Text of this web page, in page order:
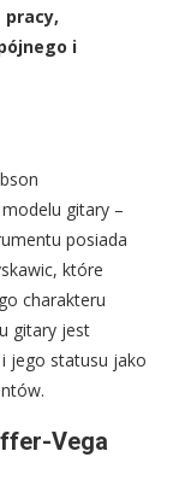
i
gitary –
posiada
które
charakteru
gitary jest
jego statusu jako
Vega